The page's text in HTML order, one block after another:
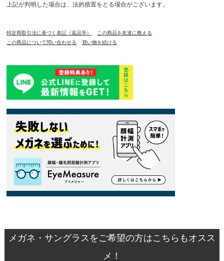
上記が判明した場合は、法的措置をとる場合がございます。
特定商取引法に基づく表記（返品等）
この商品を友達に教える
この商品について問い合わせる
買い物を続ける
メガネ・サングラスをご希望の方はこちらもオスス
メ！